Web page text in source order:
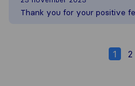
Thank you for your positive
1 2